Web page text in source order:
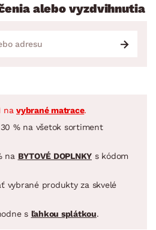
alebo vyzdvihnutia
na vybrané matrace.
30 % na všetok sortiment
na BYTOVÉ DOPLNKY s kódom
vybrané produkty za skvelé
s ľahkou splátkou.